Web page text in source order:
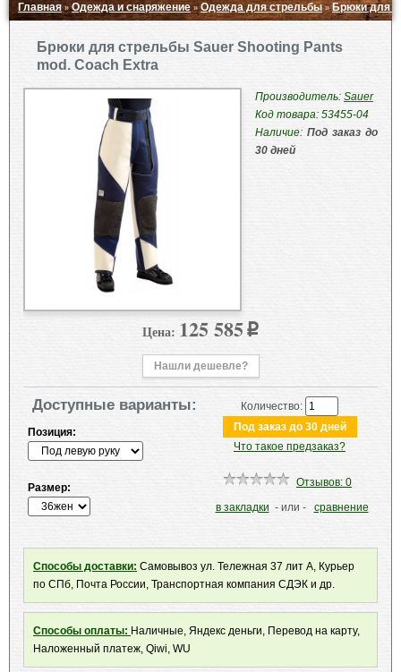
Главная»Одежда и снаряжение » Одежда для стрельбы»Брюки для
Брюки для стрельбы Sauer Shooting Pants
mod. Coach Extra
Производитель: Sauer
Код товара: 53455-04
Наличие: Под заказ до
30 дней
Цена: 125 585 p
Нашли дешевле?
Доступные варианты:
Позиция:
Размер:
Количество:
Что такое предзаказ?
Отзывов: 0
в закладки - или - сравнение
Способы доставки: Самовывоз ул. Тележная 37 лит А, Курьер
по СПб, Почта России, Транспортная компания СДЭК и др.
Способы оплаты: Наличные, Яндекс деньги, Перевод на карту,
Наложенный платеж, Qiwi, WU